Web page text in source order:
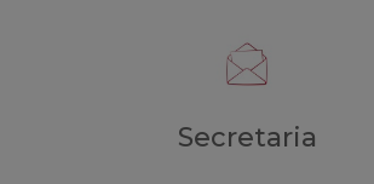
Secretaria